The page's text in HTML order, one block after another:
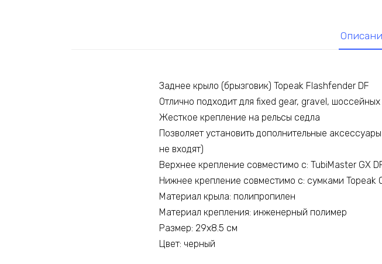
Заднее крыло (брызговик) Topeak Flashfender DF
Отлично подходит для fixed gear, gravel,
Жесткое крепление на рельсы седла
Позволяет установить дополнительные
не входят)
Верхнее крепление совместимо с: TubiMaster GX
Нижнее крепление совместимо с: сумками Topeak
Материал крыла: полипропилен
Материал крепления: инженерный полимер
Размер: 29х8.5 см
Цвет: черный